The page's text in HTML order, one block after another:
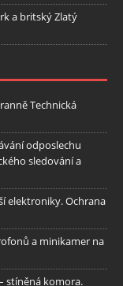
a britský Zlatý
Technická
odposlechu
sledování a
elektroniky. Ochrana
a minikamer na
stíněná komora.